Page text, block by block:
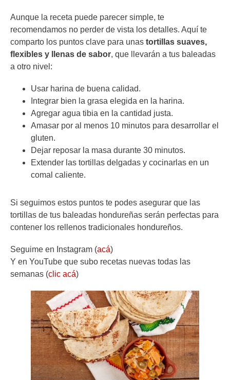
Aunque la receta puede parecer simple, te
recomendamos no perder de vista los detalles. Aquí te
comparto los puntos clave para unas tortillas suaves,
flexibles y llenas de sabor, que llevarán a tus baleadas
a otro nivel:
Usar harina de buena calidad.
Integrar bien la grasa elegida en la harina.
Agregar agua tibia en la cantidad justa.
Amasar por al menos 10 minutos para desarrollar el
gluten.
Dejar reposar la masa durante 30 minutos.
Extender las tortillas delgadas y cocinarlas en un
comal caliente.
Si seguimos estos puntos te podes asegurar que las
tortillas de tus baleadas hondureñas serán perfectas para
contener los rellenos tradicionales hondureños.
Seguime en Instagram (acá)
Y en YouTube que subo recetas nuevas todas las
semanas (clic acá)